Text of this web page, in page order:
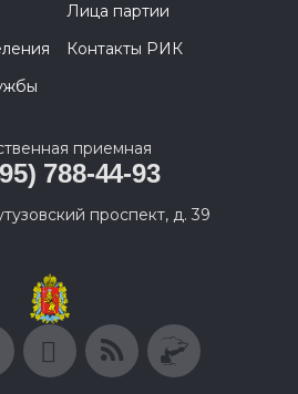
Лица партии
Контакты РИК
приемная
788-44-93
проспект, д. 39